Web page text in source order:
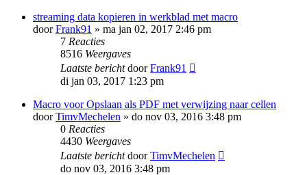
streaming data kopieren in werkblad met macro
doorFrank91 » ma jan 02, 2017 2:46 pm
7 Reacties
8516 Weergaves
Laatste berichtdoorFrank91
di jan 03, 2017 1:23 pm
Macro voor Opslaan als PDF met verwijzing naar cellen
doorTimvMechelen » do nov 03, 2016 3:48 pm
0 Reacties
4430 Weergaves
Laatste berichtdoorTimvMechelen
do nov 03, 2016 3:48 pm